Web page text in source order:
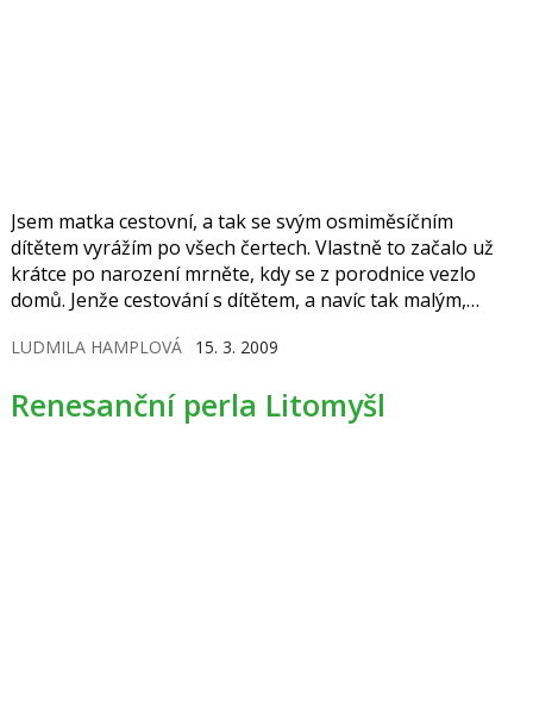
Jsem matka cestovní, a tak se svým osmiměsíčním
dítětem vyrážím po všech čertech. Vlastně to začalo už
krátce po narození mrněte, kdy se z porodnice vezlo
domů. Jenže cestování s dítětem, a navíc tak malým,
LUDMILA HAMPLOVÁ 15. 3. 2009
Renesanční perla Litomyšl